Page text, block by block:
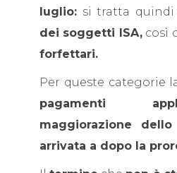
luglio: si tratta quindi
dei soggetti ISA,così
forfettari.
Per queste categorie
pagamenti
maggiorazione dello
arrivata a dopo la